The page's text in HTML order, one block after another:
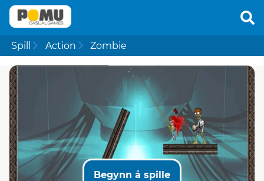
Spill Action Zombie
Begynn å spille